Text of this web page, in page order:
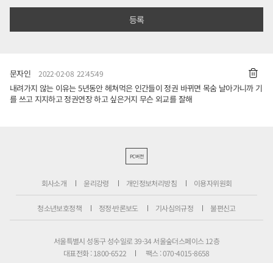
문자인 2022-02-08 22:45:49
내려가지 않는 이유는 5년동안 헤쳐먹은 인간들이 정권 바뀌면 목숨 날아가니까 기
를 쓰고 지지하고 정권연장 하고 싶은거지 무슨 외교를 잘해
PC버전
회사소개 윤리강령 개인정보처리방침 이용자위원회
청소년보호정책 정정·반론보도 기사심의규정 불편신고
서울특별시 성동구 성수일로 39-34 서울숲더스페이스 12층
대표전화 : 1800-6522
팩스 : 070-4015-8658